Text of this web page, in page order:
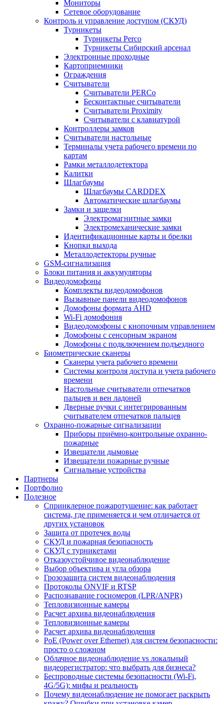
Мониторы
Сетевое оборудование
Контроль и управление доступом (СКУД)
Турникеты
Турникеты Perco
Турникеты Сибирский арсенал
Электронные проходные
Картоприемники
Ограждения
Считыватели
Считыватели PERCo
Бесконтактные считыватели
Считыватели Proximity
Считыватели с клавиатурой
Контроллеры замков
Считыватели настольные
Терминалы учета рабочего времени по
картам
Рамки металлодетектора
Калитки
Шлагбаумы
Шлагбаумы CARDDEX
Автоматические шлагбаумы
Замки и защелки
Электромагнитные замки
Электромеханические замки
Идентификационные карты и брелки
Кнопки выхода
Металлодетекторы ручные
GSM-сигнализация
Блоки питания и аккумуляторы
Видеодомофоны
Комплекты видеодомофонов
Вызывные панели видеодомофонов
Домофоны формата AHD
Wi-Fi домофония
Видеодомофоны с кнопочным управлением
Домофоны с сенсорным экраном
Домофоны с подключением подъездного
Биометрические сканеры
Сканеры учета рабочего времени
Системы контроля доступа и учета рабочего
времени
Настольные считыватели отпечатков
пальцев и вен ладоней
Дверные ручки с интегрированным
считывателем отпечатков пальцев
Охранно-пожарные сигнализации
Приборы приёмно-контрольные охранно-
пожарные
Извещатели дымовые
Извещатели пожарные ручные
Сигнальные устройства
Партнеры
Портфолио
Полезное
Спринклерное пожаротушение: как работает
система, где применяется и чем отличается от
других установок
Защита от протечек воды
СКУД и пожарная безопасность
СКУД с турникетами
Отказоустойчивое видеонаблюдение
Выбор объектива и угла обзора
Грозозащита систем видеонаблюдения
Протоколы ONVIF и RTSP
Распознавание госномеров (LPR/ANPR)
Тепловизионные камеры
Расчет архива видеонаблюдения
Тепловизионные камеры
Расчет архива видеонаблюдения
PoE (Power over Ethernet) для систем безопасности:
просто о сложном
Облачное видеонаблюдение vs локальный
видеорегистратор: что выбрать для бизнеса?
Беспроводные системы безопасности (Wi-Fi,
4G/5G): мифы и реальность
Почему видеонаблюдение не помогает раскрыть